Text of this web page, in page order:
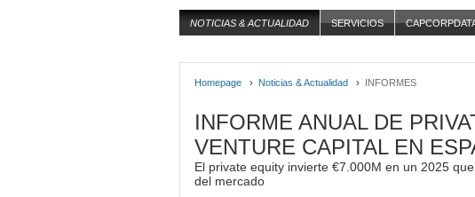
NOTICIAS & ACTUALIDAD SERVICIOS
Homepage › Noticias & Actualidad › INFORMES
INFORME ANUAL DE
VENTURE CAPITAL EN
El private equity invierte €7.000M en un 2025
del mercado